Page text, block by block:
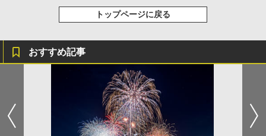
トップページに戻る
おすすめ記事